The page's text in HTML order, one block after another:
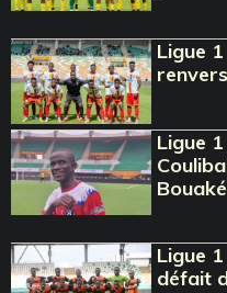
Ligue
Ligue
Ligue
défait